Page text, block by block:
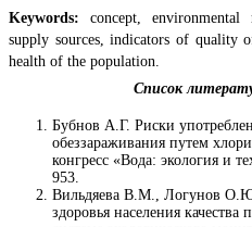
Keywords: concept,
supply sources, indicators of quality
health of the population.
Список
Бубнов А.Г. Риски
обеззараживания путем
конгресс «Вода: экология и
953.
Вильдяева В.М., Логунов
здоровья населения